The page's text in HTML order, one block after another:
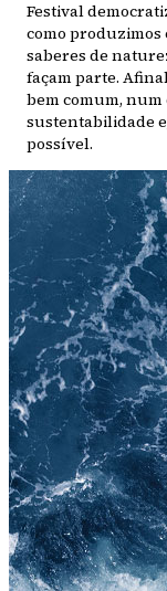
Festival
como produzimos
saberes de
façam parte.
bem comum,
sustentabilidade
possível.